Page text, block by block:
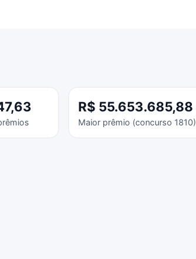
R$ 55.653.685,88
Maior prêmio (concurso 1810)